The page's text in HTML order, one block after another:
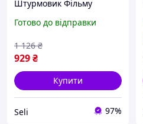
Штурмовик Фільму
Конструктор Stormtrooper
Готово до відправки
929₴
1 126 ₴
Купити
Seli 97%